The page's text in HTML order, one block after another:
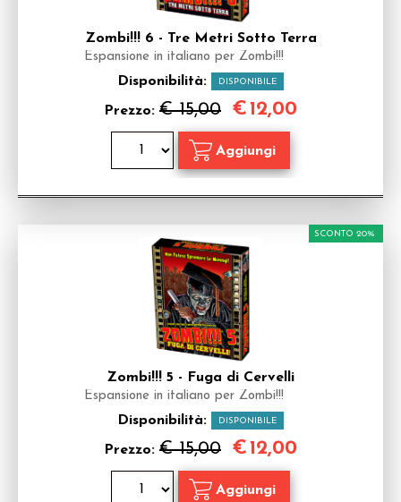
Zombi!!! 6 - Tre Metri Sotto Terra
Espansione in italiano per Zombi!!!
Disponibilità: DISPONIBILE
Prezzo: € 15,00 €12,00
Zombi!!! 5 - Fuga di Cervelli
Espansione in italiano per Zombi!!!
Disponibilità: DISPONIBILE
Prezzo: € 15,00
SCONTO 20%
€12,00